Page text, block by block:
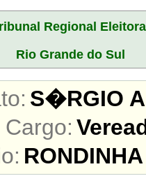
Regional
Rio Grande do Sul
S�RGIO
Cargo:
RONDINHA